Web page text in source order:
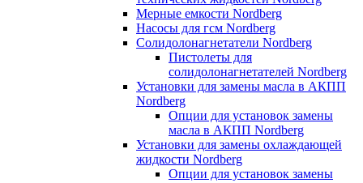
Мерные емкости Nordberg
Насосы для гсм Nordberg
Солидолонагнетатели Nordberg
Пистолеты для
солидолонагнетателей Nordberg
Установки для замены масла в АКПП
Nordberg
Опции для установок замены
масла в АКПП Nordberg
Установки для замены охлаждающей
жидкости Nordberg
Опции для установок замены